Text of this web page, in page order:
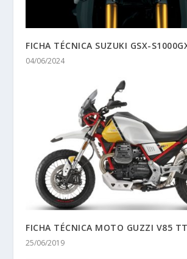
FICHA TÉCNICA SUZUKI GSX-
04/06/2024
FICHA TÉCNICA MOTO GUZZI V85
25/06/2019